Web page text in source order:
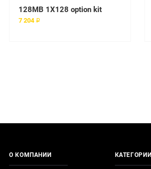
128MB 1X128 option kit
7 204 ₽
О КОМПАНИИ КАТЕГОРИИ